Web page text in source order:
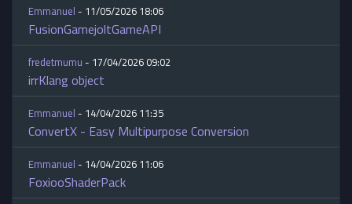
Emmanuel- 11/05/2026 18:06
FusionGamejoltGameAPI
fredetmumu- 17/04/2026 09:02
irrKlang object
Emmanuel- 14/04/2026 11:35
ConvertX - Easy Multipurpose Conversion
Emmanuel- 14/04/2026 11:06
FoxiooShaderPack